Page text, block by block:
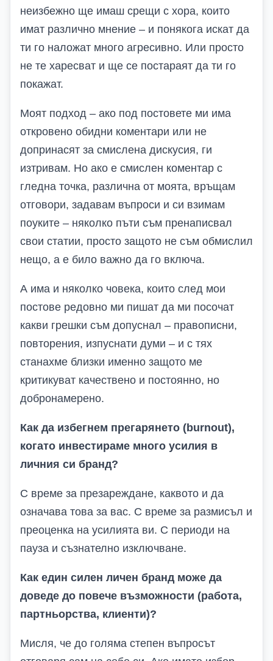
неизбежно ще имаш срещи с хора, които
имат различно мнение – и понякога искат да
ти го наложат много агресивно. Или просто
не те харесват и ще се постараят да ти го
покажат.
Моят подход – ако под постовете ми има
откровено обидни коментари или не
допринасят за смислена дискусия, ги
изтривам. Но ако е смислен коментар с
гледна точка, различна от моята, връщам
отговори, задавам въпроси и си взимам
поуките – няколко пъти съм пренаписвал
свои статии, просто защото не съм обмислил
нещо, а е било важно да го включа.
А има и няколко човека, които след мои
постове редовно ми пишат да ми посочат
какви грешки съм допуснал – правописни,
повторения, изпуснати думи – и с тях
станахме близки именно защото ме
критикуват качествено и постоянно, но
добронамерено.
Как да избегнем прегарянето (burnout),
когато инвестираме много усилия в
личния си бранд?
С време за презареждане, каквото и да
означава това за вас. С време за размисъл и
преоценка на усилията ви. С периоди на
пауза и съзнателно изключване.
Как един силен личен бранд може да
доведе до повече възможности (работа,
партньорства, клиенти)?
Мисля, че до голяма степен въпросът